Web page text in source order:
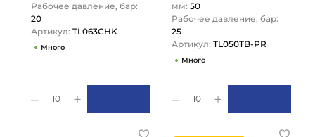
Рабочее давление, бар:
20
Артикул: TL063CHK
Много
10
мм: 50
Рабочее давление, бар:
25
Артикул: TL050TB-PR
Много
10